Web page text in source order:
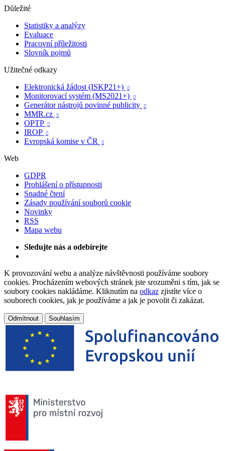
Důležité
Statistiky a analýzy
Evaluace
Pracovní příležitosti
Slovník pojmů
Užitečné odkazy
Elektronická žádost (ISKP21+)

Monitorovací systém (MS2021+) 
Generátor nástrojů povinné publicity 
MMR.cz 
OPTP 
IROP 
Evropská komise v ČR 
Web
GDPR
Prohlášení o přístupnosti
Snadné čtení
Zásady používání souborů cookie
Novinky
RSS
Mapa webu
Sledujte nás a odebírejte
K provozování webu a analýze návštěvnosti používáme soubory
cookies. Procházením webových stránek jste srozuměni s tím, jak se
soubory cookies nakládáme. Kliknutím na odkaz zjistíte více o
souborech cookies, jak je používáme a jak je povolit či zakázat.
Odmítnout Souhlasím